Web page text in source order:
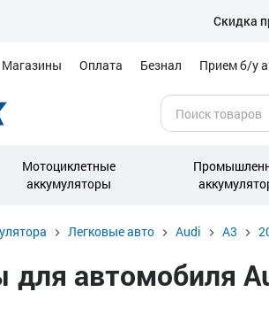
Скидка
Магазины Оплата Безнал Прием б/у
Мотоциклетные
аккумуляторы
Легковые авто Audi A3
автомобиля